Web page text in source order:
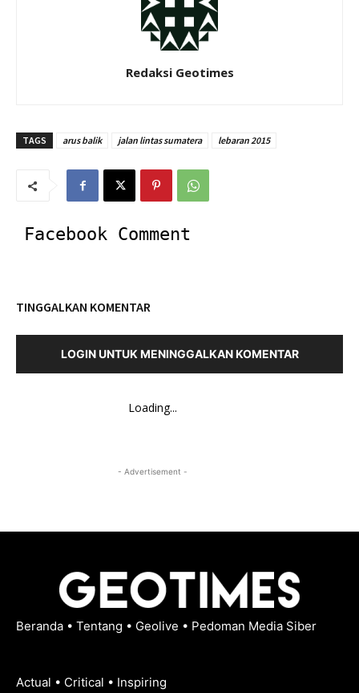
Redaksi Geotimes
TAGS arus balik jalan lintas sumatera lebaran 2015
Facebook Comment
TINGGALKAN KOMENTAR
LOGIN UNTUK MENINGGALKAN KOMENTAR
Loading...
- Advertisement -
Beranda • Tentang • Geolive • Pedoman Media Siber
Actual • Critical • Inspiring